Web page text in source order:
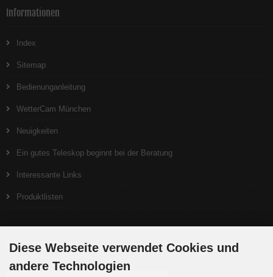
Informationen
Index
Sitemap
Bedienunganleitung
WetterCam München
Neuigkeiten
Ein gutes Teleskop beginnt bei der Beratung
Interessante Links
Produktlisten
Zahlungsmethoden
Diese Webseite verwendet Cookies und
andere Technologien